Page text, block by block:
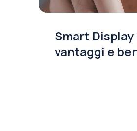
Smart Display
vantaggi e